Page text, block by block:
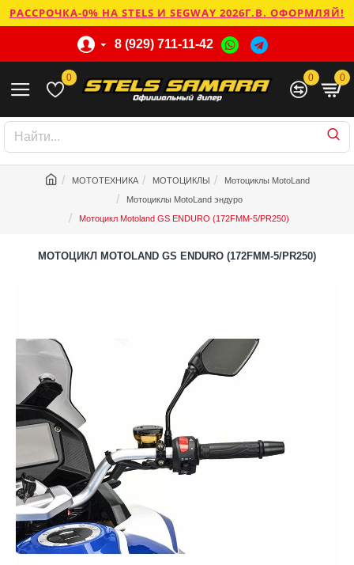
РАССРОЧКА-0% НА STELS И SEGWAY 2026Г.В. ОФОРМЛЯЙ!
8 (929) 711-11-42
0 0 0
МОТОТЕХНИКА МОТОЦИКЛЫ
Мотоциклы MotoLand
Мотоциклы MotoLand эндуро
Мотоцикл Motoland GS ENDURO (172FMM-5/PR250)
МОТОЦИКЛ MOTOLAND GS ENDURO (172FMM-5/PR250)